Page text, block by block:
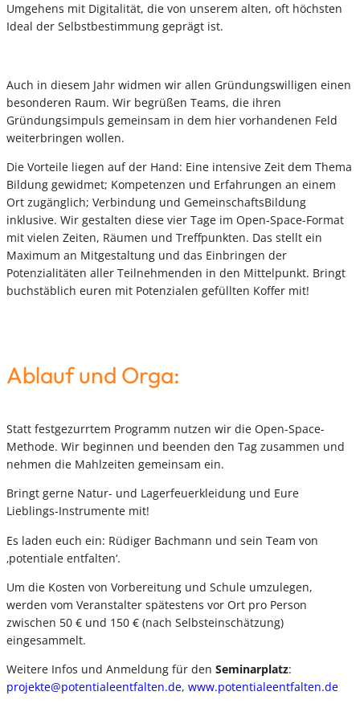
Umgehens mit Digitalität, die von unserem alten, oft höchsten
Ideal der Selbstbestimmung geprägt ist.
Auch in diesem Jahr widmen wir allen Gründungswilligen einen
besonderen Raum. Wir begrüßen Teams, die ihren
Gründungsimpuls gemeinsam in dem hier vorhandenen Feld
weiterbringen wollen.
Die Vorteile liegen auf der Hand: Eine intensive Zeit dem Thema
Bildung gewidmet; Kompetenzen und Erfahrungen an einem
Ort zugänglich; Verbindung und GemeinschaftsBildung
inklusive. Wir gestalten diese vier Tage im Open-Space-Format
mit vielen Zeiten, Räumen und Treffpunkten. Das stellt ein
Maximum an Mitgestaltung und das Einbringen der
Potenzialitäten aller Teilnehmenden in den Mittelpunkt. Bringt
buchstäblich euren mit Potenzialen gefüllten Koffer mit!
Ablauf und Orga:
Statt festgezurrtem Programm nutzen wir die Open-Space-
Methode. Wir beginnen und beenden den Tag zusammen und
nehmen die Mahlzeiten gemeinsam ein.
Bringt gerne Natur- und Lagerfeuerkleidung und Eure
Lieblings-Instrumente mit!
Es laden euch ein: Rüdiger Bachmann und sein Team von
‚potentiale entfalten‘.
Um die Kosten von Vorbereitung und Schule umzulegen,
werden vom Veranstalter spätestens vor Ort pro Person
zwischen 50 € und 150 € (nach Selbsteinschätzung)
eingesammelt.
Weitere Infos und Anmeldung für den Seminarplatz:
projekte@potentialeentfalten.de, www.potentialeentfalten.de